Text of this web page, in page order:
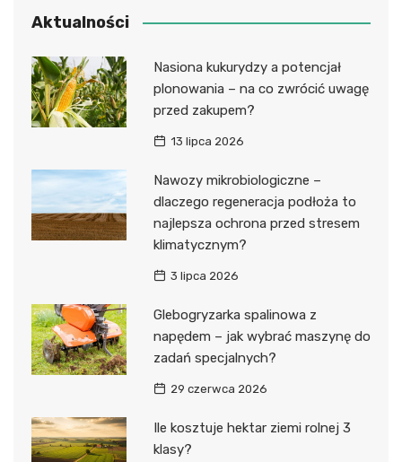
Aktualności
Nasiona kukurydzy a potencjał
plonowania – na co zwrócić uwagę
przed zakupem?
13 lipca 2026
Nawozy mikrobiologiczne –
dlaczego regeneracja podłoża to
najlepsza ochrona przed stresem
klimatycznym?
3 lipca 2026
Glebogryzarka spalinowa z
napędem – jak wybrać maszynę do
zadań specjalnych?
29 czerwca 2026
Ile kosztuje hektar ziemi rolnej 3
klasy?